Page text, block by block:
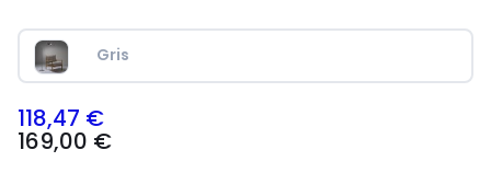
Gris
169,00
€
118,47 €
169,00 €